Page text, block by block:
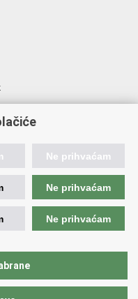
u nadležnosti
inovacije i investicije
Ne prihvaćam
Ne prihvaćam
Ne prihvaćam